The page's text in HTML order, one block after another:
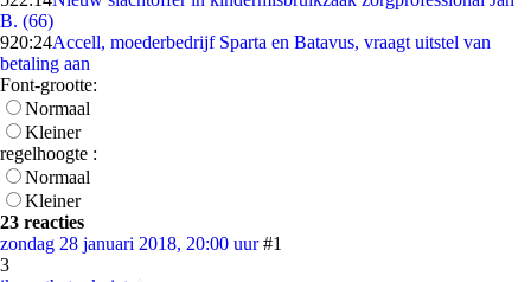
B. (66)
920:24Accell, moederbedrijf Sparta en Batavus, vraagt uitstel van
betaling aan
Font-grootte:
Normaal
Kleiner
regelhoogte :
Normaal
Kleiner
23 reacties
zondag 28 januari 2018, 20:00 uur #1
3